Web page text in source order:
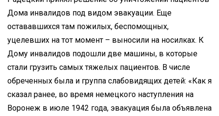
Дома инвалидов под видом эвакуации. Еще
остававшихся там пожилых, беспомощных,
уцелевших на тот момент – выносили на носилках. К
Дому инвалидов подошли две машины, в которые
стали грузить самых тяжелых пациентов. В числе
обреченных была и группа слабовидящих детей: «Как я
сказал ранее, во время немецкого наступления на
Воронеж в июле 1942 года, эвакуация была объявлена